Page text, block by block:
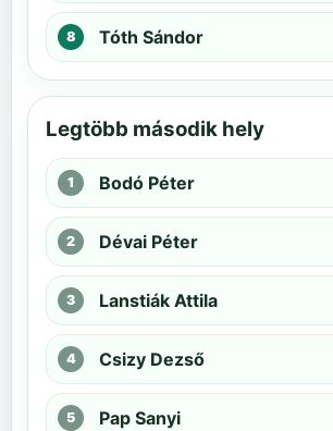
Tóth Sándor
Legtöbb második hely
Bodó Péter
Dévai Péter
Lanstiák Attila
Csizy Dezső
Pap Sanyi